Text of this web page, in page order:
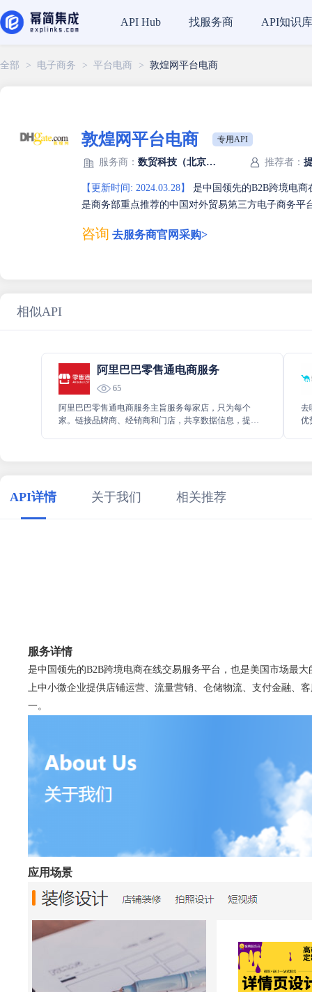
API Hub 找服务商 API知识库
全部 > 电子商务 > 平台电商 > 敦煌网平台电商
敦煌网平台电商 专用API
服务商： 数贸科技（北京）有限公司 推荐者：
【更新时间: 2024.03.28】
是中国领先的B2B跨境电
是商务部重点推荐的中国对外贸易第三方电子商务平
咨询 去服务商官网采购>
相似API
阿里巴巴零售通电商服务
65
阿里巴巴零售通电商服务主旨服务每家店，只为每个
家。链接品牌商、经销商和门店，共享数据信息，提升
去
优
API详情 关于我们 相关推荐
服务详情
是中国领先的B2B跨境电商在线交易服务平台，也是美国市场最
上中小微企业提供店铺运营、流量营销、仓储物流、支付金融、
一。
应用场景